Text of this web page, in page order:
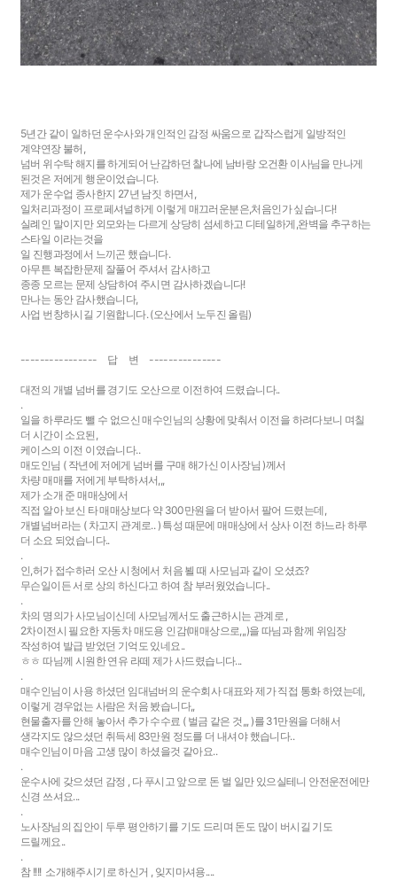
5년간 같이 일하던 운수사와 개인적인 감정 싸움으로 갑작스럽게 일방적인
계약연장 불허,
넘버 위수탁 해지를 하게되어 난감하던 찰나에 남바랑 오건환 이사님을 만나게
된것은 저에게 행운이었습니다.
제가 운수업 종사한지 27년 남짓 하면서,
일처리과정이 프로페셔널하게 이렇게 매끄러운분은,처음인가 싶습니다!
실례인 말이지만 외모와는 다르게 상당히 섬세하고 디테일하게,완벽을 추구하는
스타일 이라는것을
일 진행과정에서 느끼곤 했습니다.
아무튼 복잡한문제 잘풀어 주셔서 감사하고
종종 모르는 문제 상담하여 주시면 감사하겠습니다!
만나는 동안 감사했습니다,
사업 번창하시길 기원합니다. (오산에서 노두진 올림)
---------------- 답 변 ---------------
대전의 개별 넘버를 경기도 오산으로 이전하여 드렸습니다..
.
일을 하루라도 뺄 수 없으신 매수인님의 상황에 맞춰서 이전을 하려다보니 며칠
더 시간이 소요된,
케이스의 이전 이였습니다..
매도인님 ( 작년에 저에게 넘버를 구매 해가신 이사장님 )께서
차량 매매를 저에게 부탁하셔서,,,
제가 소개 준 매매상에서
직접 알아 보신 타 매매상보다 약 300만원을 더 받아서 팔어 드렸는데,
개별넘버라는 ( 차고지 관계로.. ) 특성 때문에 매매상에서 상사 이전 하느라 하루
더 소요 되었습니다..
.
인,허가 접수하러 오산 시청에서 처음 뵐 때 사모님과 같이 오셨죠?
무슨일이든 서로 상의 하신다고 하여 참 부러웠었습니다..
.
차의 명의가 사모님이신데 사모님께서도 출근하시는 관계로 ,
2차이전시 필요한 자동차 매도용 인감(매매상으로,,,)을 따님과 함께 위임장
작성하여 발급 받었던 기억도 있네요..
ㅎㅎ 따님께 시원한 연유 라떼 제가 사드렸습니다...
.
매수인님이 사용 하셨던 임대넘버의 운수회사 대표와 제가 직접 통화 하였는데,
이렇게 경우없는 사람은 처음 봤습니다,,
현물출자를 안해 놓아서 추가 수수료 ( 벌금 같은 것,,, )를 31만원을 더해서
생각지도 않으셨던 취득세 83만원 정도를 더 내셔야 했습니다..
매수인님이 마음 고생 많이 하셨을것 같아요..
.
운수사에 갖으셨던 감정 , 다 푸시고 앞으로 돈 벌 일만 있으실테니 안전운전에만
신경 쓰셔요...
.
노사장님의 집안이 두루 평안하기를 기도 드리며 돈도 많이 버시길 기도
드릴께요..
.
참 !!!! 소개해주시기로 하신거 , 잊지마셔용....